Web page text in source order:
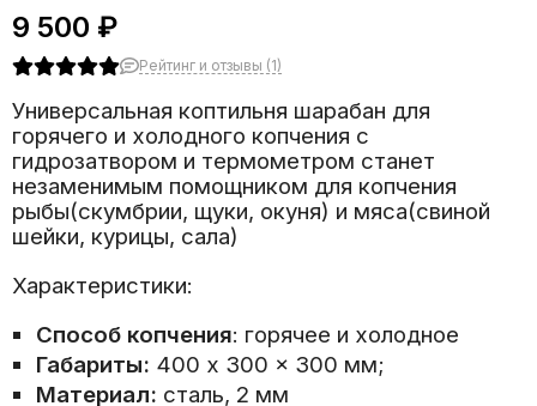
9 500 ₽
Рейтинг и отзывы (1)
Универсальная коптильня шарабан для
горячего и холодного копчения с
гидрозатвором и термометром станет
незаменимым помощником для копчения
рыбы(скумбрии, щуки, окуня) и мяса(свиной
шейки, курицы, сала)
Характеристики:
Способ копчения: горячее и холодное
Габариты: 400 x 300 x 300 мм;
Материал: сталь, 2 мм